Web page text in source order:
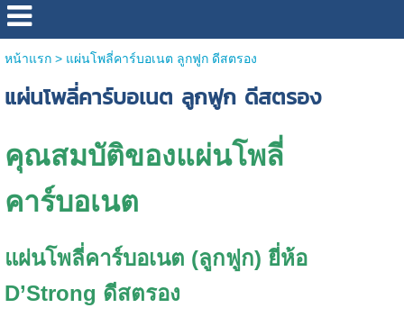
หน้าแรก> แผ่นโพลี่คาร์บอเนต ลูกฟูก ดีสตรอง
แผ่นโพลี่คาร์บอเนต ลูกฟูก ดีสตรอง
คุณสมบัติของแผ่นโพลี่
คาร์บอเนต
แผ่นโพลี่คาร์บอเนต (ลูกฟูก) ยี่ห้อ
D’Strong ดีสตรอง